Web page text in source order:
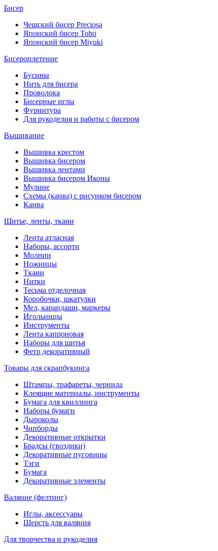
Бисер
Чешский бисер Preciosa
Японский бисер Toho
Японский бисер Miyuki
Бисероплетение
Бусины
Нить для бисера
Проволока
Бисерные иглы
Фурнитура
Для рукоделия и работы с бисером
Вышивание
Вышивка крестом
Вышивка бисером
Вышивка лентами
Вышивка бисером Иконы
Мулине
Схемы (канва) с рисунком бисером
Канва
Шитье, ленты, ткани
Лента атласная
Наборы, ассорти
Молнии
Ножницы
Ткани
Нитки
Тесьма отделочная
Коробочки, шкатулки
Мел, карандаши, маркеры
Игольницы
Инструменты
Лента капроновая
Наборы для шитья
Фетр декоративный
Товары для скрапбукинга
Штампы, трафареты, чернила
Клеящие материалы, инструменты
Бумага для квиллинга
Наборы бумаги
Дыроколы
Чипборды
Декоративные открытки
Брадсы (гвоздики)
Декоративные пуговицы
Тэги
Бумага
Декоративные элементы
Валяние (фелтинг)
Иглы, аксессуары
Шерсть для валяния
Для творчества и рукоделия